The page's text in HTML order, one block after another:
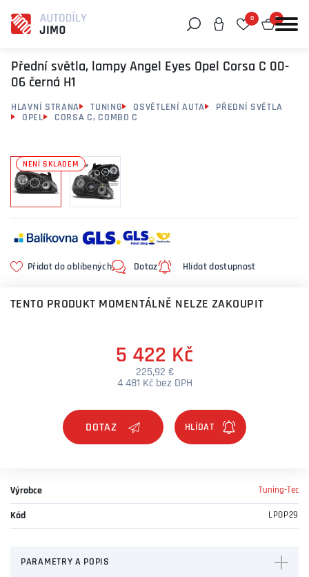
0 0
Přední světla, lampy Angel Eyes Opel Corsa C 00-
06 černá H1
HLAVNÍ STRANA TUNING OSVĚTLENÍ AUTA
PŘEDNÍ SVĚTLA
OPEL
CORSA C, COMBO C
NENÍ SKLADEM
Přidat do oblíbených Dotaz Hlídat dostupnost
TENTO PRODUKT MOMENTÁLNĚ NELZE ZAKOUPIT
5 422 Kč
225,92 €
4 481 Kč bez DPH
DOTAZ
Výrobce Tuning-Tec
Kód LPOP29
PARAMETRY A POPIS
Můžeme vám pomoci něco najít?